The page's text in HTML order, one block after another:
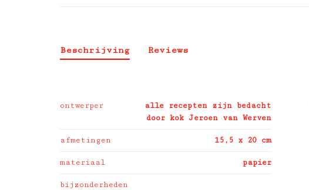
Beschrijving Reviews
ontwerper
alle recepten zijn bedacht
door kok Jeroen van Werven
afmetingen 15,5 x 20 cm
materiaal papier
bijzonderheden